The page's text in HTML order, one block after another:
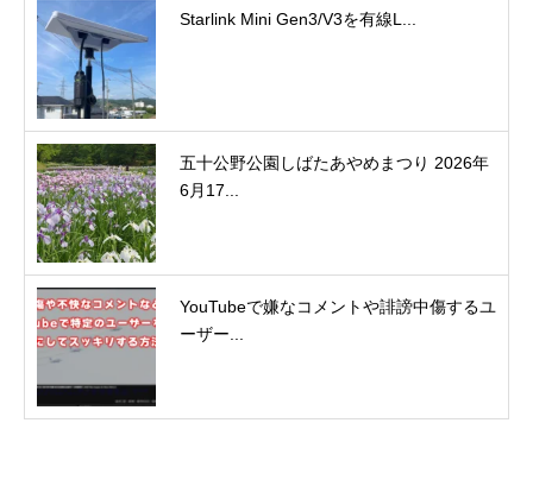
Starlink Mini Gen3/V3を有線L...
五十公野公園しばたあやめまつり 2026年
6月17...
YouTubeで嫌なコメントや誹謗中傷するユ
ーザー...